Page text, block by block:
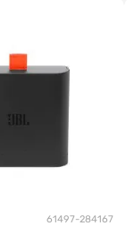
61497-284167